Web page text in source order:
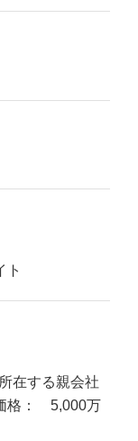
ト
在する親会社
格： 5,000万